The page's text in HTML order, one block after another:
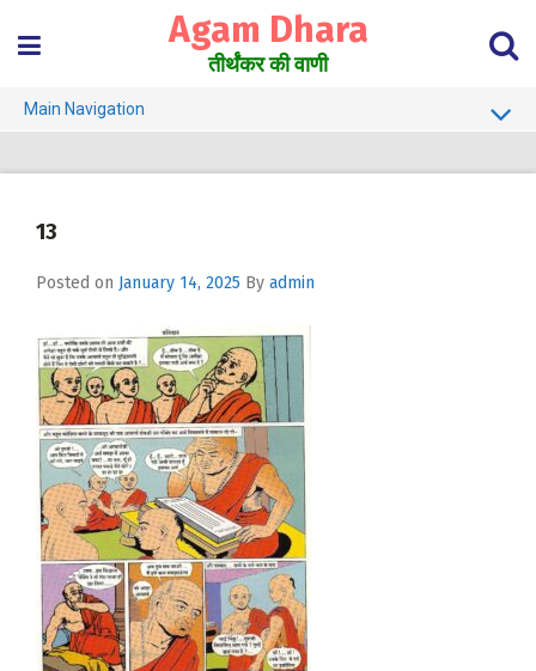
content
Agam Dhara
तीर्थंकर की वाणी
Main Navigation
Jain Darshan Dictionary
13
Posted on January 14, 2025 By admin